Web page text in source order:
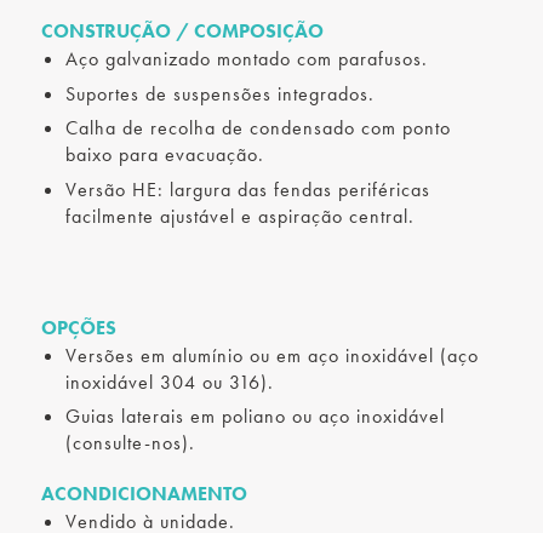
CONSTRUÇÃO / COMPOSIÇÃO
Aço galvanizado montado com parafusos.
Suportes de suspensões integrados.
Calha de recolha de condensado com ponto
baixo para evacuação.
Versão HE: largura das fendas periféricas
facilmente ajustável e aspiração central.
OPÇÕES
Versões em alumínio ou em aço inoxidável (aço
inoxidável 304 ou 316).
Guias laterais em poliano ou aço inoxidável
(consulte-nos).
ACONDICIONAMENTO
Vendido à unidade.